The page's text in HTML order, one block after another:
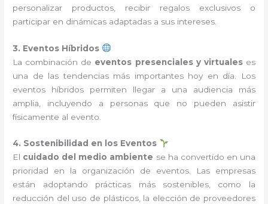
personalizar productos, recibir regalos exclusivos o
participar en dinámicas adaptadas a sus intereses.
3. Eventos Híbridos
La combinación de eventos presenciales y virtualeses
una de las tendencias más importantes hoy en día. Los
eventos híbridos permiten llegar a una audiencia más
amplia, incluyendo a personas que no pueden asistir
físicamente al evento.
4. Sostenibilidad en los Eventos
El cuidado del medio ambiente se ha convertido en una
prioridad en la organización de eventos. Las empresas
están adoptando prácticas más sostenibles, como la
reducción del uso de plásticos, la elección de proveedores